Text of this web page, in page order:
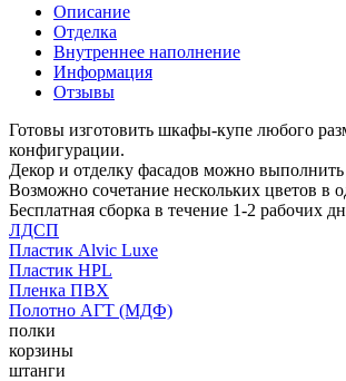
Описание
Отделка
Внутреннее наполнение
Информация
Отзывы
Готовы изготовить шкафы-купе любого
конфигурации.
Декор и отделку фасадов можно
Возможно сочетание нескольких цветов в
Бесплатная сборка в течение 1-2 рабочих
ЛДСП
Пластик Alvic Luxe
Пластик HPL
Пленка ПВХ
Полотно АГТ (МДФ)
полки
корзины
штанги